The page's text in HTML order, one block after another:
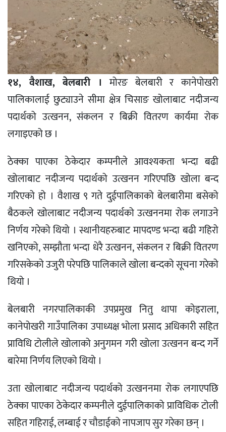
१४, वैशाख, बेलबारी । मोरङ बेलबारी र कानेपोखरी
पालिकालाई छुट्याउने सीमा क्षेत्र चिसाङ खोलाबाट नदीजन्य
पदार्थको उत्खनन, संकलन र बिक्री वितरण कार्यमा रोक
लगाइएको छ ।
ठेक्का पाएका ठेकेदार कम्पनीले आवश्यकता भन्दा बढी
खोलाबाट नदीजन्य पदार्थको उत्खनन गरिएपछि खोला बन्द
गरिएको हो । वैशाख ९ गते दुईपालिकाको बेलबारीमा बसेको
बैठकले खोलाबाट नदीजन्य पदार्थको उत्खननमा रोक लगाउने
निर्णय गरेको थियो । स्थानीयहरुबाट मापदण्ड भन्दा बढी गहिरो
खनिएको, सम्झौता भन्दा धेरै उत्खनन, संकलन र बिक्री वितरण
गरिसकेको उजुरी परेपछि पालिकाले खोला बन्दको सूचना गरेको
थियो ।
बेलबारी नगरपालिकाकी उपप्रमुख नितु थापा कोइराला,
कानेपोखरी गाउँपालिका उपाध्यक्ष भोला प्रसाद अधिकारी सहित
प्राविधि टोलीले खोलाको अनुगमन गरी खोला उत्खनन बन्द गर्ने
बारेमा निर्णय लिएको थियो ।
उता खोलाबाट नदीजन्य पदार्थको उत्खननमा रोक लगाएपछि
ठेक्का पाएका ठेकेदार कम्पनीले दुईपालिकाको प्राविधिक टोली
सहित गहिराई, लम्बाई र चौडाईको नापजाप सुर गरेका छन् ।